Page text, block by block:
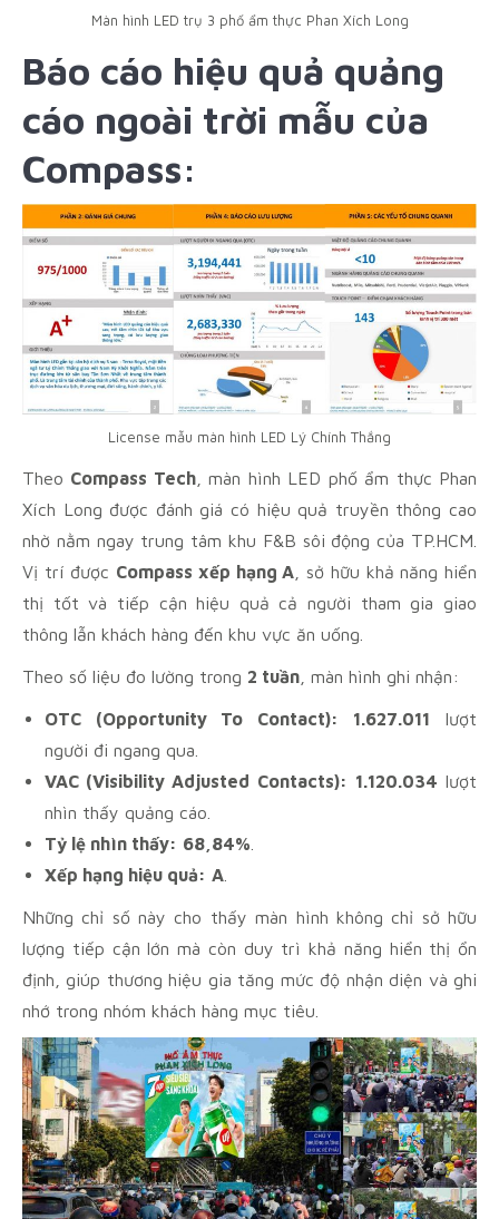
Màn hình LED trụ 3 phố ẩm thực Phan Xích Long
Báo cáo hiệu quả quảng
cáo ngoài trời mẫu của
Compass:
License mẫu màn hình LED Lý Chính Thắng
Theo Compass Tech, màn hình LED phố ẩm thực Phan
Xích Long được đánh giá có hiệu quả truyền thông cao
nhờ nằm ngay trung tâm khu F&B sôi động của TP.HCM.
Vị trí được Compass xếp hạng A , sở hữu khả năng hiển
thị tốt và tiếp cận hiệu quả cả người tham gia giao
thông lẫn khách hàng đến khu vực ăn uống.
Theo số liệu đo lường trong 2 tuần , màn hình ghi nhận:
OTC (Opportunity To Contact): 1.627.011 lượt
người đi ngang qua.
VAC (Visibility Adjusted Contacts): 1.120.034 lượt
nhìn thấy quảng cáo.
Tỷ lệ nhìn thấy: 68,84%
Xếp hạng hiệu quả: A
Những chỉ số này cho thấy màn hình không chỉ sở hữu
lượng tiếp cận lớn mà còn duy trì khả năng hiển thị ổn
định, giúp thương hiệu gia tăng mức độ nhận diện và ghi
nhớ trong nhóm khách hàng mục tiêu.